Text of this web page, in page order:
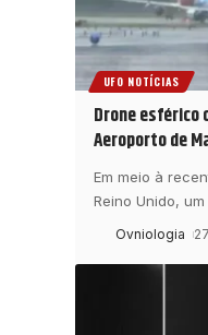
UFO NOTÍCIAS
Drone esférico
Aeroporto de
Em meio à
Reino Unido,
Ovniologia